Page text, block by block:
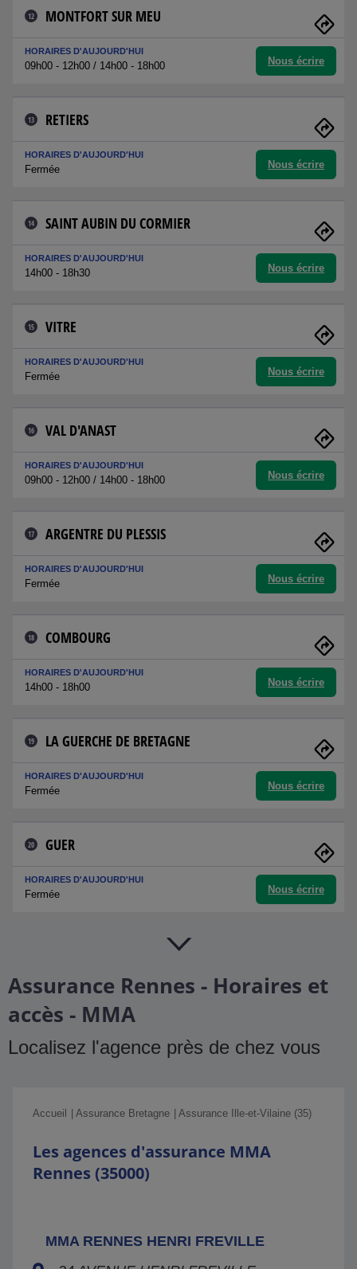
12 MONTFORT SUR MEU
HORAIRES D'AUJOURD'HUI
09h00 - 12h00 / 14h00 - 18h00 Nous écrire
13 RETIERS
HORAIRES D'AUJOURD'HUI
Fermée Nous écrire
14 SAINT AUBIN DU CORMIER
HORAIRES D'AUJOURD'HUI
14h00 - 18h30 Nous écrire
15 VITRE
HORAIRES D'AUJOURD'HUI
Fermée Nous écrire
16 VAL D'ANAST
HORAIRES D'AUJOURD'HUI
09h00 - 12h00 / 14h00 - 18h00 Nous écrire
17 ARGENTRE DU PLESSIS
HORAIRES D'AUJOURD'HUI
Fermée Nous écrire
18 COMBOURG
HORAIRES D'AUJOURD'HUI
14h00 - 18h00 Nous écrire
19 LA GUERCHE DE BRETAGNE
HORAIRES D'AUJOURD'HUI
Fermée Nous écrire
20 GUER
HORAIRES D'AUJOURD'HUI
Fermée Nous écrire
Assurance Rennes - Horaires et
accès - MMA
Localisez l'agence près de chez vous
Accueil Assurance Bretagne Assurance Ille-et-Vilaine (35)
Les agences d'assurance MMA
Rennes (35000)
MMA RENNES HENRI FREVILLE